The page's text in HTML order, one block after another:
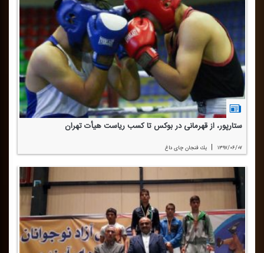
ستارپور، از قهرمانی در بوكس تا كسب ریاست هیأت تهران
۱۳۹۷/۰۶/۰۷ | یك فنجان چای داغ